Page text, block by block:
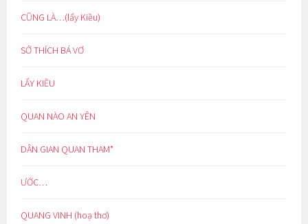
CŨNG LÀ…(lẩy Kiều)
SỞ THÍCH BÁ VƠ
LẨY KIỀU
QUAN NÀO AN YÊN
DÂN GIAN QUAN THAM*
ƯỚC…
QUANG VINH (hoạ thơ)